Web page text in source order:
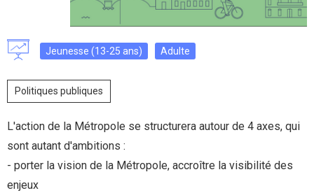
Jeunesse (13-25 ans) Adulte
Politiques publiques
L'action de la Métropole se structurera autour de 4 axes, qui
sont autant d'ambitions :
- porter la vision de la Métropole, accroître la visibilité des
enjeux